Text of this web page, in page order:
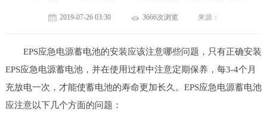
2019-07-26 03:30 3666次浏览 来源：
EPS应急电源蓄电池的安装应该注意哪些问题，只有正确安装
EPS应急电源蓄电池，并在使用过程中注意定期保养，每3-4个月
充放电一次，才能使蓄电池的寿命更加长久。EPS应急电源蓄电池
应注意以下几个方面的问题：